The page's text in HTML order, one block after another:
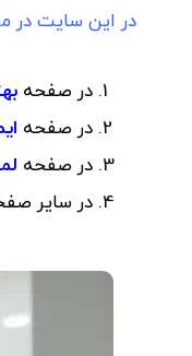
در این سایت در
در صفحه
در صفحه
در صفحه
در سایر